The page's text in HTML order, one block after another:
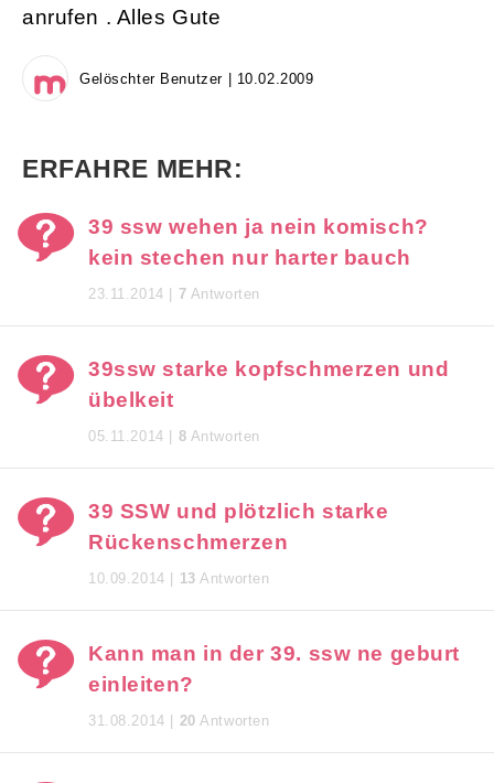
anrufen . Alles Gute
Gelöschter Benutzer | 10.02.2009
ERFAHRE MEHR:
39 ssw wehen ja nein komisch?
kein stechen nur harter bauch
23.11.2014 | 7 Antworten
39ssw starke kopfschmerzen und
übelkeit
05.11.2014 | 8 Antworten
39 SSW und plötzlich starke
Rückenschmerzen
10.09.2014 | 13 Antworten
Kann man in der 39. ssw ne geburt
einleiten?
31.08.2014 | 20 Antworten